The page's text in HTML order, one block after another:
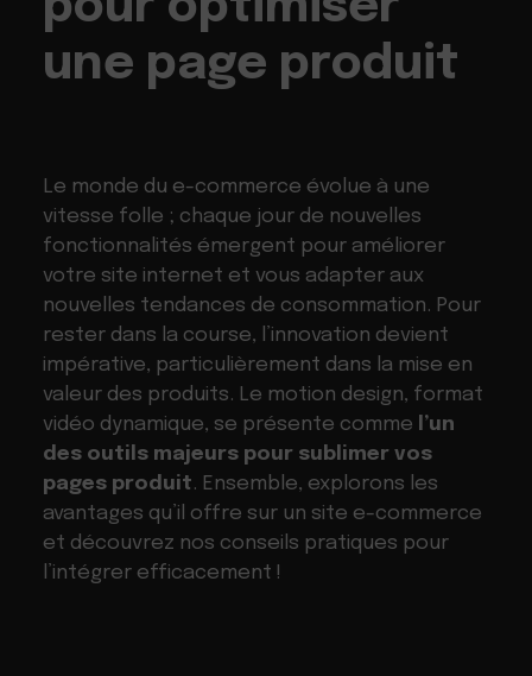
une page produit
Le monde du e-commerce évolue à une
vitesse folle ; chaque jour de nouvelles
fonctionnalités émergent pour améliorer
votre site internet et vous adapter aux
nouvelles tendances de consommation. Pour
rester dans la course, l’innovation devient
impérative, particulièrement dans la mise en
valeur des produits. Le motion design, format
vidéo dynamique, se présente comme
l’un
des outils majeurs pour sublimer vos
pages produit. Ensemble, explorons les
avantages qu’il offre sur un site e-commerce
et découvrez nos conseils pratiques pour
l’intégrer efficacement !